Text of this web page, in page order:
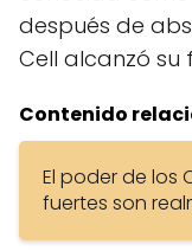
después de
Cell alcanzó
Contenido
El poder de los
fuertes son